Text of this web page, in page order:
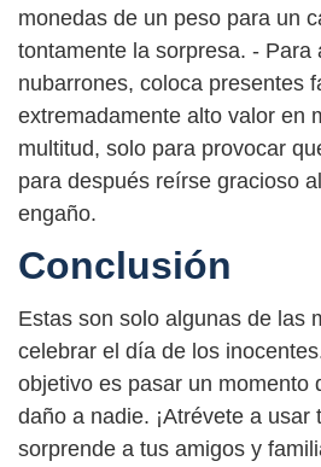
monedas de un peso para un
tontamente la sorpresa. - Para
nubarrones, coloca presentes
extremadamente alto valor en
multitud, solo para provocar
para después reírse gracioso
engaño.
Conclusión
Estas son solo algunas de las
celebrar el día de los
objetivo es pasar un momento
daño a nadie. ¡Atrévete a usar
sorprende a tus amigos y